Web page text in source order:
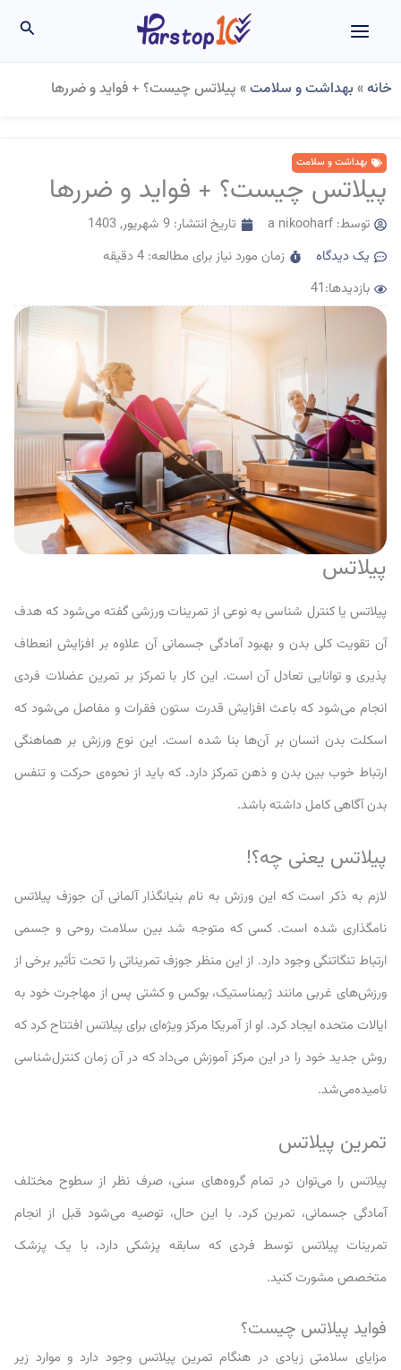
خانه» بهداشت و سلامت» پیلاتس چیست؟ + فواید و ضررها
بهداشت و سلامت
پیلاتس چیست؟ + فواید و ضررها
توسط:a nikooharf تاریخ انتشار: 9 شهریور, 1403
یک دیدگاه
زمان مورد نیاز برای مطالعه: 4 دقیقه
بازدیدها:41
پیلاتس
پیلاتس یا کنترل شناسی به نوعی از تمرینات ورزشی گفته می‌شود که هدف
آن تقویت کلی بدن و بهبود آمادگی جسمانی آن علاوه بر افزایش انعطاف
پذیری و توانایی تعادل آن است. این کار با تمرکز بر تمرین عضلات فردی
انجام می‌شود که باعث افزایش قدرت ستون فقرات و مفاصل می‌شود که
اسکلت بدن انسان بر آن‌ها بنا شده است. این نوع ورزش بر هماهنگی
ارتباط خوب بین بدن و ذهن تمرکز دارد. که باید از نحوه‌ی حرکت و تنفس
بدن آگاهی کامل داشته باشد.
پیلاتس یعنی چه؟!
لازم به ذکر است که این ورزش به نام بنیانگذار آلمانی آن جوزف پیلاتس
نامگذاری شده است. کسی که متوجه شد بین سلامت روحی و جسمی
ارتباط تنگاتنگی وجود دارد. از این منظر جوزف تمریناتی را تحت تأثیر برخی از
ورزش‌های غربی مانند ژیمناستیک، بوکس و کشتی پس از مهاجرت خود به
ایالات متحده ایجاد کرد. او از آمریکا مرکز ویژه‌ای برای پیلاتس افتتاح کرد که
روش جدید خود را در این مرکز آموزش می‌داد که در آن زمان کنترل‌شناسی
نامیده‌می‌شد.
تمرین پیلاتس
پیلاتس را می‌توان در تمام گروه‌های سنی، صرف نظر از سطوح مختلف
آمادگی جسمانی، تمرین کرد. با این حال، توصیه می‌شود قبل از انجام
تمرینات پیلاتس توسط فردی که سابقه پزشکی دارد، با یک پزشک
متخصص مشورت کنید.
فواید پیلاتس چیست؟
مزایای سلامتی زیادی در هنگام تمرین پیلاتس وجود دارد و موارد زیر